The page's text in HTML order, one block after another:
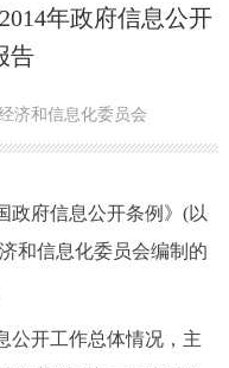
部门动态
政策服务
年政府信息公开
告
济和信息化委员会
府信息公开条例》(以
和信息化委员会编制的
开工作总体情况，主